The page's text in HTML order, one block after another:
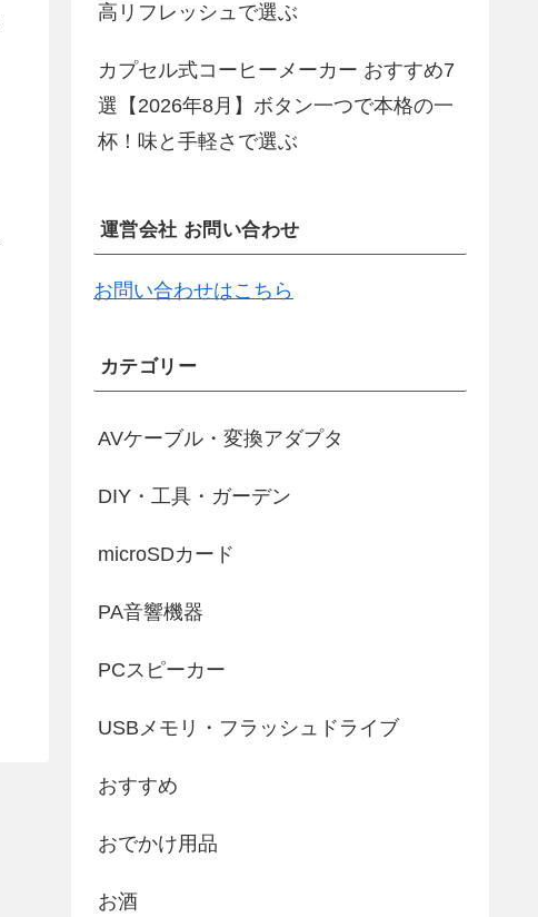
高リフレッシュで選ぶ
カプセル式コーヒーメーカー おすすめ7
選【2026年8月】ボタン一つで本格の一
杯！味と手軽さで選ぶ
運営会社 お問い合わせ
お問い合わせはこちら
カテゴリー
AVケーブル・変換アダプタ
DIY・工具・ガーデン
microSDカード
PA音響機器
PCスピーカー
USBメモリ・フラッシュドライブ
おすすめ
おでかけ用品
お酒